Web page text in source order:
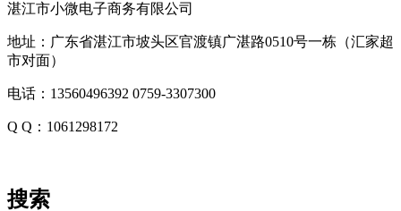
湛江市小微电子商务有限公司
地址：广东省湛江市坡头区官渡镇广湛路0510号一栋（汇家超
市对面）
电话：13560496392 0759-3307300
Q Q：1061298172
搜索